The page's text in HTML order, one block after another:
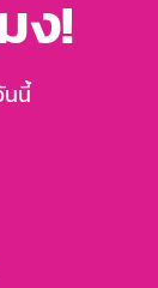
ง!
นนี้